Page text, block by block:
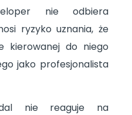
nie odbiera
ryzyko uznania, że
kierowanej do niego
jako profesjonalista
nie reaguje na